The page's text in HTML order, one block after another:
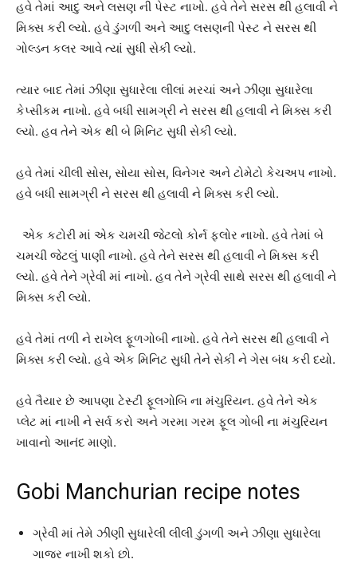
હવે તેમાં આદુ અને લસણ ની પેસ્ટ નાખો. હવે તેને સરસ થી હલાવી ને
મિક્સ કરી લ્યો. હવે ડુંગળી અને આદુ લસણની પેસ્ટ ને સરસ થી
ગોલ્ડન કલર આવે ત્યાં સુધી સેકી લ્યો.
ત્યાર બાદ તેમાં ઝીણા સુધારેલા લીલાં મરચાં અને ઝીણા સુધારેલા
કેપ્સીકમ નાખો. હવે બધી સામગ્રી ને સરસ થી હલાવી ને મિક્સ કરી
લ્યો. હવ તેને એક થી બે મિનિટ સુધી સેકી લ્યો.
હવે તેમાં ચીલી સોસ, સોયા સોસ, વિનેગર અને ટોમેટો કેચઅપ નાખો.
હવે બધી સામગ્રી ને સરસ થી હલાવી ને મિક્સ કરી લ્યો.
એક કટોરી માં એક ચમચી જેટલો કોર્ન ફ્લોર નાખો. હવે તેમાં બે
ચમચી જેટલું પાણી નાખો. હવે તેને સરસ થી હલાવી ને મિક્સ કરી
લ્યો. હવે તેને ગ્રેવી માં નાખો. હવ તેને ગ્રેવી સાથે સરસ થી હલાવી ને
મિક્સ કરી લ્યો.
હવે તેમાં તળી ને રાખેલ ફૂળગોબી નાખો. હવે તેને સરસ થી હલાવી ને
મિક્સ કરી લ્યો. હવે એક મિનિટ સુધી તેને સેકી ને ગેસ બંધ કરી દયો.
હવે તૈયાર છે આપણા ટેસ્ટી ફૂલગોબિ ના મંચુરિયન. હવે તેને એક
પ્લેટ માં નાખી ને સર્વ કરો અને ગરમા ગરમ ફૂલ ગોબી ના મંચુરિયન
ખાવાનો આનંદ માણો.
Gobi Manchurian recipe notes
ગ્રેવી માં તેમે ઝીણી સુધારેલી લીલી ડુંગળી અને ઝીણા સુધારેલા
ગાજર નાખી શકો છો.